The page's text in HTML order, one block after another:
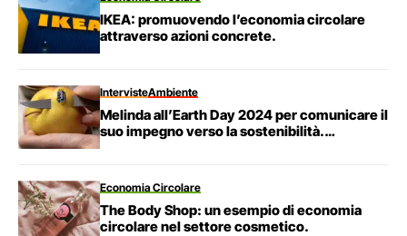
IKEA: promuovendo l’economia circolare
attraverso azioni concrete.
IntervisteAmbiente
Melinda all’Earth Day 2024 per comunicare il
suo impegno verso la sostenibilità.
Economia Circolare
The Body Shop: un esempio di economia
circolare nel settore cosmetico.